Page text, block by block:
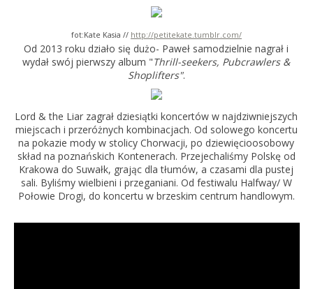
fot:Kate Kasia // http://petitekate.tumblr.com/
Od 2013 roku działo się dużo- Paweł samodzielnie nagrał i
wydał swój pierwszy album "Thrill-seekers, Pubcrawlers &
Shoplifters".
Lord & the Liar zagrał dziesiątki koncertów w najdziwniejszych
miejscach i przeróżnych kombinacjach. Od solowego koncertu
na pokazie mody w stolicy Chorwacji, po dziewięcioosobowy
skład na poznańskich Kontenerach. Przejechaliśmy Polskę od
Krakowa do Suwałk, grając dla tłumów, a czasami dla pustej
sali. Byliśmy wielbieni i przeganiani. Od festiwalu Halfway/ W
Połowie Drogi, do koncertu w brzeskim centrum handlowym.